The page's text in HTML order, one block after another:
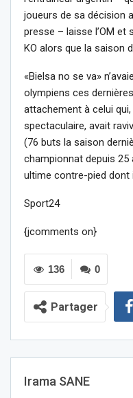
joueurs de sa décision
presse – laisse l’OM
KO alors que la saison
«Bielsa no se va»
olympiens ces
attachement à celui
spectaculaire, avait
(76 buts la saison
championnat depuis 25
ultime contre-pied dont
Sport24
{jcomments on}
0
136
Partager
Irama SANE